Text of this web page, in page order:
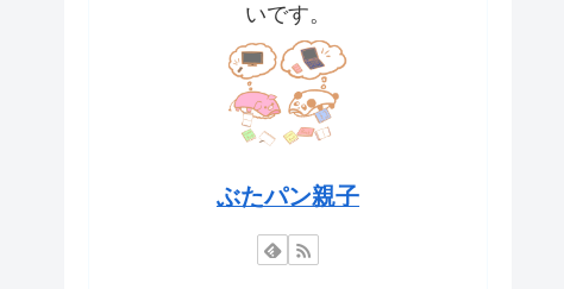
いです。
ぶたパン親子